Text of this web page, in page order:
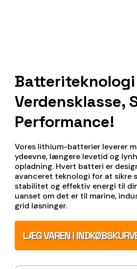
Verdensklasse,
Performance!
Vores lithium-batterier leverer
ydeevne, længere levetid og
opladning. Hvert batteri er
avanceret teknologi for at sikre
stabilitet og effektiv energi til
uanset om det er til marine,
grid løsninger.
LÆG VAREN I